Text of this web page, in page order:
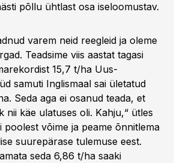
põllu ühtlast osa iseloomustav.
varem neid reegleid ja oleme
Teadsime viis aastat tagasi
15,7 t/ha Uus-
samuti Inglismaal sai ületatud
Seda aga ei osanud teada, et
nii käe ulatuses oli. Kahju,“ ütles
poolest võime ja peame õnnitlema
suurepärase tulemuse eest.
seda 6,86 t/ha saaki